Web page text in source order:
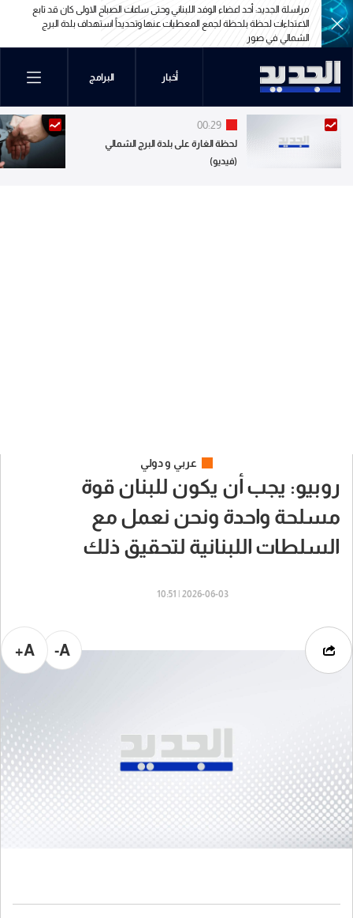
مراسلة الجديد: أحد اعضاء الوفد اللبناني وحتى ساعات الصباح الاولى كان قد تابع
الاعتداءات لحظة بلحظة لجمع المعطيات عنها وتحديداً استهداف بلدة البرج
الشمالي في صور
الاعتداءات لحظة بلحظة لجمع المعطيات عنها وتحديداً استهداف بلدة البرج
الشمالي في صور
أخبار البرامج
00:29
لحظة الغارة على بلدة البرج الشمالي
(فيديو)
عربي و دولي
روبيو: يجب أن يكون للبنان قوة
مسلحة واحدة ونحن نعمل مع
السلطات اللبنانية لتحقيق ذلك
2026-06-03 | 10:51
A-
A+